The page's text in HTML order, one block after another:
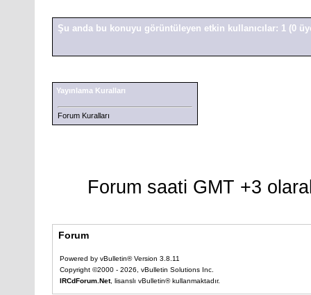
Şu anda bu konuyu görüntüleyen etkin kullanıcılar: 1 (0
Yayınlama Kuralları
Forum Kuralları
Forum saati GMT +3
Forum
Powered by vBulletin® Version 3.8.11
Copyright ©2000 - 2026, vBulletin Solutions Inc.
IRCdForum.Net, lisanslı vBulletin® kullanmaktadır.